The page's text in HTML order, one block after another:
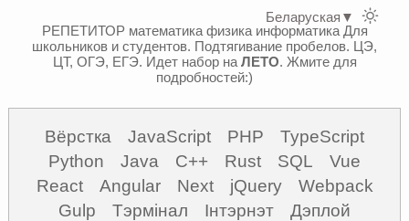
РЕПЕТИТОР математика физика информатикаДля
школьников и студентов. Подтягивание пробелов. ЦЭ,
ЦТ, ОГЭ, ЕГЭ. Идет набор на ЛЕТО. Жмите для
подробностей:)
Вёрстка JavaScript PHP
TypeScript
Python
Java C++ Rust SQL
Vue
React
Angular Next jQuery
Webpack
Gulp
Тэрмінал Інтэрнэт
Дэплой
Беларуская ▼